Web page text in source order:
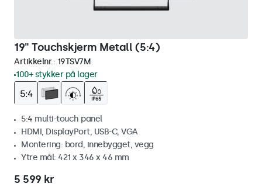
19" Touchskjerm Metall (5:4)
Artikkelnr.: 19TSV7M
100+ stykker på lager
5:4 multi-touch panel
HDMI, DisplayPort, USB-C, VGA
Montering: bord, innebygget, vegg
Ytre mål: 421 x 346 x 46 mm
5 599 kr